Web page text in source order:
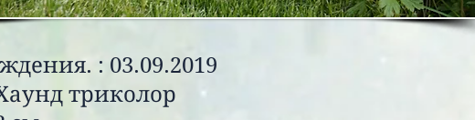
: 03.09.2019
триколор